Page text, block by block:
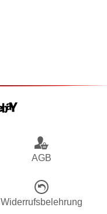
AGB
Widerrufsbelehrung